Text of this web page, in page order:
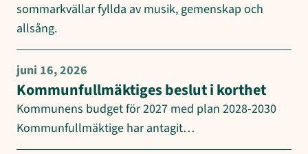
sommarkvällar fyllda av musik, gemenskap och
allsång.
juni 16, 2026
Kommunfullmäktiges beslut i korthet
Kommunens budget för 2027 med plan 2028-2030
Kommunfullmäktige har antagit…